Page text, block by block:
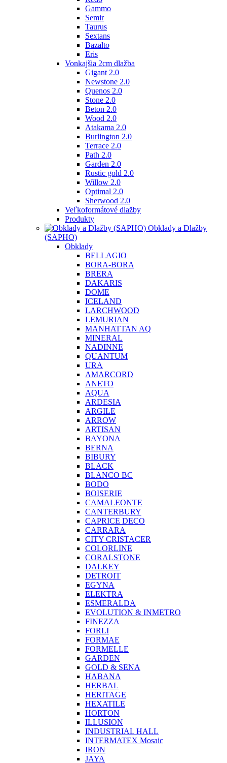
Gammo
Semir
Taurus
Sextans
Bazalto
Eris
Vonkajšia 2cm dlažba
Gigant 2.0
Newstone 2.0
Quenos 2.0
Stone 2.0
Beton 2.0
Wood 2.0
Atakama 2.0
Burlington 2.0
Terrace 2.0
Path 2.0
Garden 2.0
Rustic gold 2.0
Willow 2.0
Optimal 2.0
Sherwood 2.0
Veľkoformátové dlažby
Produkty
Obklady a Dlažby
(SAPHO)
Obklady
BELLAGIO
BORA-BORA
BRERA
DAKARIS
DOME
ICELAND
LARCHWOOD
LEMURIAN
MANHATTAN AQ
MINERAL
NADINNE
QUANTUM
URA
AMARCORD
ANETO
AQUA
ARDESIA
ARGILE
ARROW
ARTISAN
BAYONA
BERNA
BIBURY
BLACK
BLANCO BC
BODO
BOISERIE
CAMALEONTE
CANTERBURY
CAPRICE DECO
CARRARA
CITY CRISTACER
COLORLINE
CORALSTONE
DALKEY
DETROIT
EGYNA
ELEKTRA
ESMERALDA
EVOLUTION & INMETRO
FINEZZA
FORLI
FORMAE
FORMELLE
GARDEN
GOLD & SENA
HABANA
HERBAL
HERITAGE
HEXATILE
HORTON
ILLUSION
INDUSTRIAL HALL
INTERMATEX Mosaic
IRON
JAYA